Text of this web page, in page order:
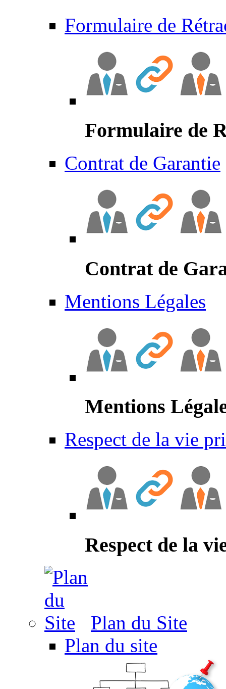
Formulaire de
Formulaire de
Contrat de Garantie
Contrat de
Mentions Légales
Mentions
Respect de la vie
Respect de la
Plan du Site
Plan du site